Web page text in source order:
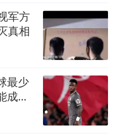
军方
真相
最少
成为